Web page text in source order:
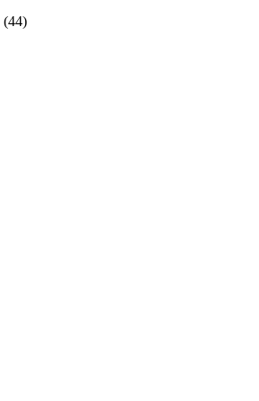
(44)